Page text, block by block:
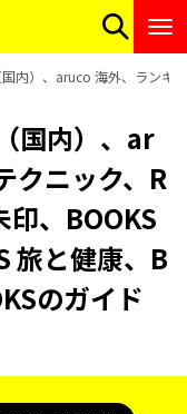
内）、aruco 海外、ランキ
国内）、ar
クニック、R
、BOOKS
旅と健康、B
のガイド